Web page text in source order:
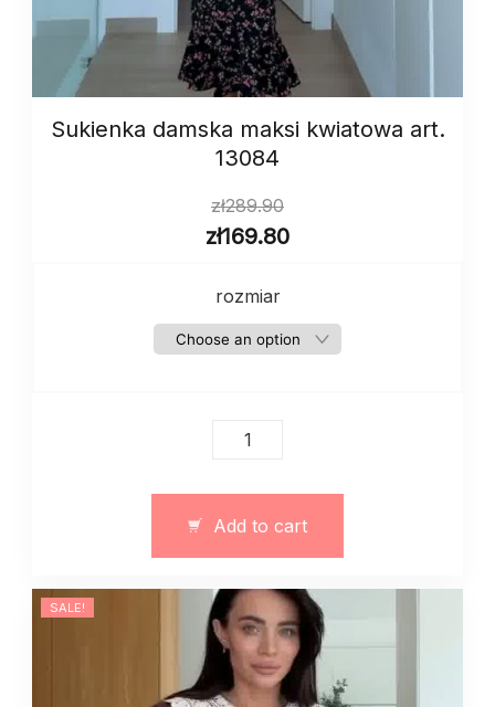
Sukienka damska maksi kwiatowa art.
13084
zł289.90
zł169.80
rozmiar
Sukienka
art.
13084
quantity
Add to cart
SALE!